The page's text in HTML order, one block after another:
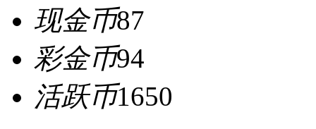
现金币87
彩金币94
活跃币1650